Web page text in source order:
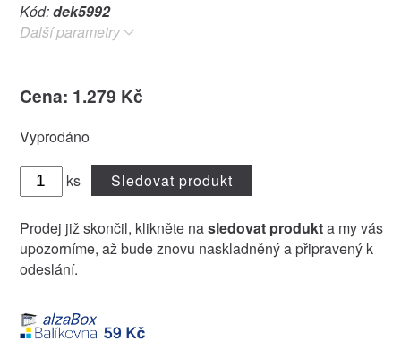
Kód:dek5992
Další parametry
Cena: 1.279 Kč
Vyprodáno
ks Sledovat produkt
Prodej již skončil, klikněte nasledovat produkta my vás
upozorníme, až bude znovu naskladněný a připravený k
odeslání.